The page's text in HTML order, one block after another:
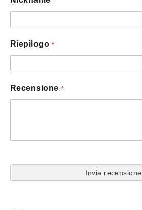
Riepilogo
Recensione
Invia recensione